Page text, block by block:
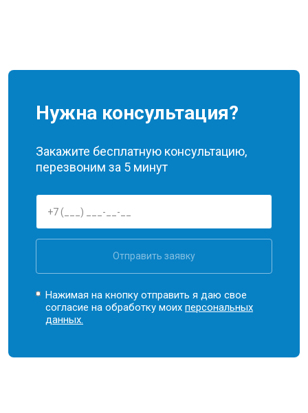
Нужна консультация?
Закажите бесплатную консультацию,
перезвоним за 5 минут
Отправить заявку
Нажимая на кнопку отправить я даю свое
согласие на обработку моихперсональных
данных.